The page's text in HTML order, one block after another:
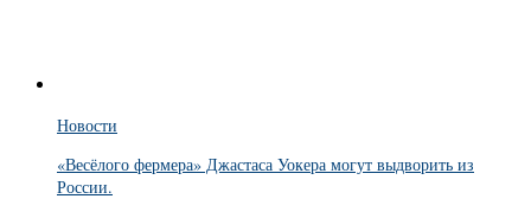
Новости
«Весёлого фермера» Джастаса Уокера могут выдворить из
России.